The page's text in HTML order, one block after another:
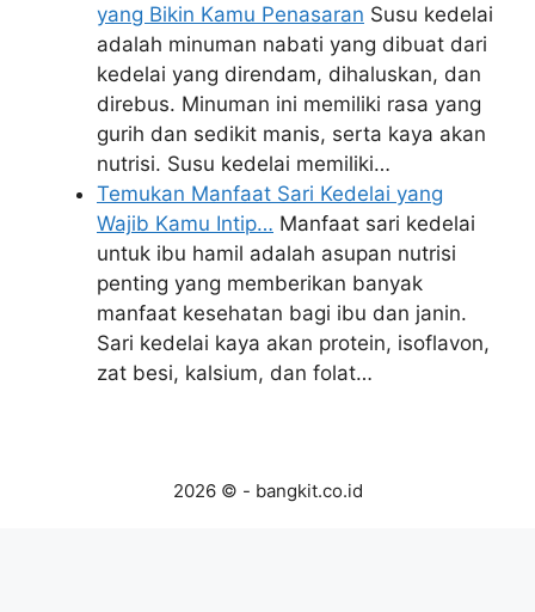
yang Bikin Kamu Penasaran Susu kedelai
adalah minuman nabati yang dibuat dari
kedelai yang direndam, dihaluskan, dan
direbus. Minuman ini memiliki rasa yang
gurih dan sedikit manis, serta kaya akan
nutrisi. Susu kedelai memiliki…
Temukan Manfaat Sari Kedelai yang
Wajib Kamu Intip… Manfaat sari kedelai
untuk ibu hamil adalah asupan nutrisi
penting yang memberikan banyak
manfaat kesehatan bagi ibu dan janin.
Sari kedelai kaya akan protein, isoflavon,
zat besi, kalsium, dan folat…
2026 © - bangkit.co.id